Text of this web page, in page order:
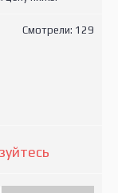
Смотрели: 129